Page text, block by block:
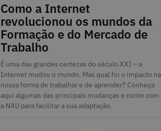
Como a Internet
revolucionou os mundos da
Formação e do Mercado de
Trabalho
É uma das grandes certezas do século XXI – a
Internet mudou o mundo. Mas qual foi o impacto na
nossa forma de trabalhar e de aprender? Conheça
aqui algumas das principais mudanças e conte com
a NAU para facilitar a sua adaptação.